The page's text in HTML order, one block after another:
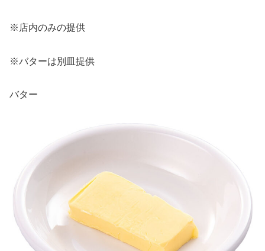
※店内のみの提供
※バターは別皿提供
バター